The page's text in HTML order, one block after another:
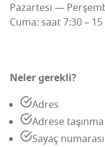
Pazar­te­si —
Cuma: saat 7:30 – 15
Neler gerek­li?
Adres
Adre­se
Sayaç